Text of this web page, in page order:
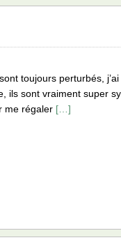
toujours perturbés,
ils sont vraiment super
me régaler […]